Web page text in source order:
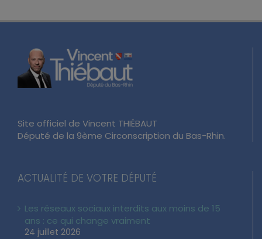
Site officiel de Vincent THIÉBAUT
Député de la 9ème Circonscription du Bas-Rhin.
ACTUALITÉ DE VOTRE DÉPUTÉ
Les réseaux sociaux interdits aux moins de 15
ans : ce qui change vraiment
24 juillet 2026